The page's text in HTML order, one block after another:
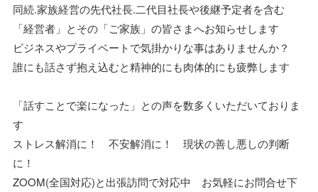
同続.家族経営の先代社長.二代目社長や後継予定者を含む
「経営者」とその「ご家族」の皆さまへお知らせします
ビジネスやプライベートで気掛かりな事はありませんか？
誰にも話さず抱え込むと精神的にも肉体的にも疲弊します
「話すことで楽になった」との声を数多くいただいておりま
す
ストレス解消に！ 不安解消に！ 現状の善し悪しの判断
に！
ZOOM(全国対応)と出張訪問で対応中 お気軽にお問合せ下